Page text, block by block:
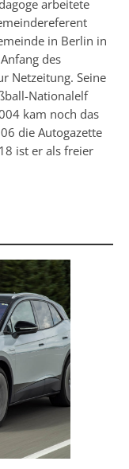
arbeitete
in Berlin in
des
Netzeitung. Seine
Nationalelf
kam noch das
die Autogazette
ist er als freier